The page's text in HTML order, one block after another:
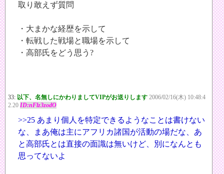
取り敢えず質問
・大まかな経歴を示して
・転戦した戦場と職場を示して
・高部氏をどう思う?
33: 以下、名無しにかわりましてVIPがお送りします 2006/02/16(木) 10:48:4
2.20 ID:nFlz3zodO
>>25 あまり個人を特定できるようなことは書けない
な、まあ俺は主にアフリカ諸国が活動の場だな、あ
と高部氏とは直接の面識は無いけど、別になんとも
思ってないよ